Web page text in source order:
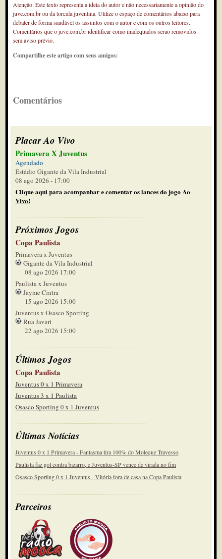
Atenção: Este texto representa a ideia do autor e não necessariamente a opinião do
juve.com.br ou da torcida juventina. Utilize o espaço de comentários abaixo para
debater de forma saudável os assuntos com o autor e com os outros leitores.
Comentários que o juve.com.br identificar como inadequados serão removidos
sem aviso prévio.
Compartilhe este artigo com seus amigos:
Comentários
Placar Ao Vivo
Primavera X Juventus
Agendado
Estádio Gigante da Vila Industrial
08 ago 2026 - 17:00
Clique aqui para acompanhar e comentar os lances do jogo Ao
Vivo!
Próximos Jogos
Copa Paulista
Primavera x Juventus
Gigante da Vila Industrial
08 ago 2026 17:00
Paulista x Juventus
Jayme Cintra
15 ago 2026 15:00
Juventus x Osasco Sporting
Rua Javari
22 ago 2026 15:00
Últimos Jogos
Copa Paulista
Juventus 0 x 1 Primavera
Juventus 3 x 1 Paulista
Osasco Sporting 0 x 1 Juventus
Últimas Notícias
Juventus 0 x 1 Primavera - Fantasma tira 100% do Moleque Travesso
Paulista faz gol contra bizarro, e Juventus-SP vence de virada no fim
Osasco Sporting 0 x 1 Juventus - Vitória fora de casa na Copa Paulista
Parceiros